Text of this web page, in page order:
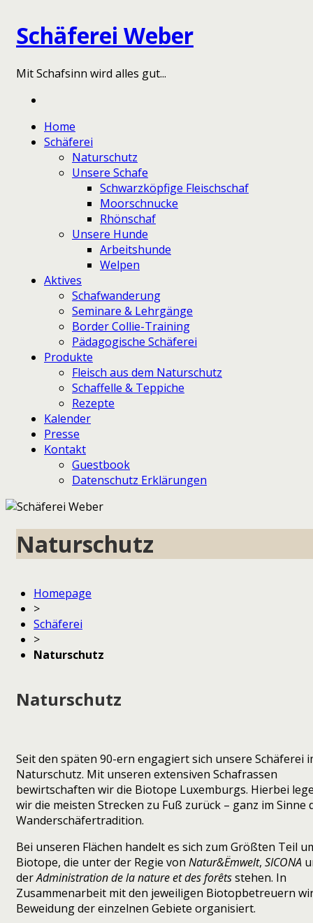
Schäferei Weber
Mit Schafsinn wird alles gut...
Home
Schäferei
Naturschutz
Unsere Schafe
Schwarzköpfige Fleischschaf
Moorschnucke
Rhönschaf
Unsere Hunde
Arbeitshunde
Welpen
Aktives
Schafwanderung
Seminare & Lehrgänge
Border Collie-Training
Pädagogische Schäferei
Produkte
Fleisch aus dem Naturschutz
Schaffelle & Teppiche
Rezepte
Kalender
Presse
Kontakt
Guestbook
Datenschutz Erklärungen
Naturschutz
Homepage
>
Schäferei
>
Naturschutz
Naturschutz
Seit den späten 90-ern engagiert sich unsere Schäferei
Naturschutz. Mit unseren extensiven Schafrassen
bewirtschaften wir die Biotope Luxemburgs. Hierbei
wir die meisten Strecken zu Fuß zurück – ganz im Sinne
Wanderschäfertradition.
Bei unseren Flächen handelt es sich zum Größten Teil
Biotope, die unter der Regie von Natur&Ëmwelt, SICONA
derAdministration de la nature et des forêtsstehen. In
Zusammenarbeit mit den jeweiligen Biotopbetreuern
Beweidung der einzelnen Gebiete organisiert.